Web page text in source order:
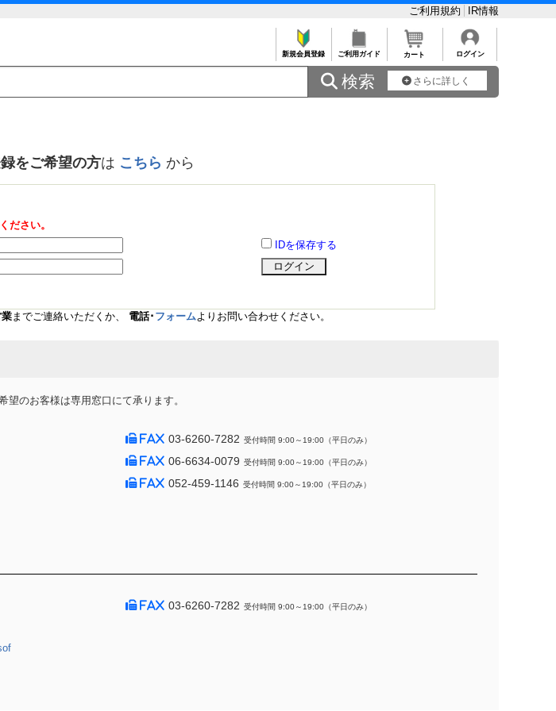
ご利用規約 IR情報
新規会員登録 ご利用ガイド カート ログイン
 検索 さらに詳しく
をご希望の方は こちら から
ださい。
IDを保存する
までご連絡いただくか、 電話･ フォームよりお問い合わせください。
のお客様は専用窓口にて承ります。
03-6260-7282 受付時間 9:00～19:00（平日のみ）
06-6634-0079 受付時間 9:00～19:00（平日のみ）
052-459-1146 受付時間 9:00～19:00（平日のみ）
03-6260-7282 受付時間 9:00～19:00（平日のみ）